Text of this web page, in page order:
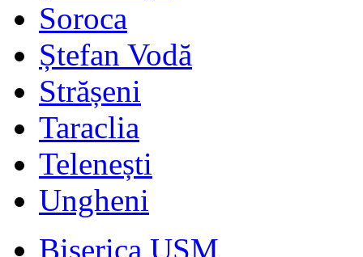
Soroca
Ștefan Vodă
Strășeni
Taraclia
Telenești
Ungheni
Biserica USM